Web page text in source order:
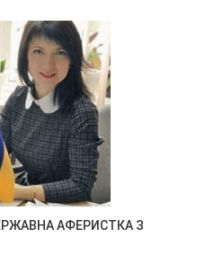
АФЕРИСТКА З